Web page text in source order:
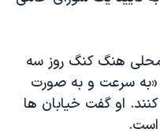
هنگ کنگ روز سه
«به سرعت و به صورت
او گفت خیابان ها
است.